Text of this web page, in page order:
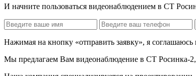
И начните пользоваться видеонаблюдением в СТ
Нажимая на кнопку «отправить заявку», я
Мы предлагаем Вам видеонаблюдение в СТ Росинка-